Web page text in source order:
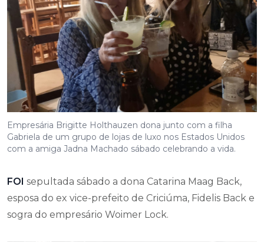
Empresária Brigitte Holthauzen dona junto com a filha
Gabriela de um grupo de lojas de luxo nos Estados Unidos
com a amiga Jadna Machado sábado celebrando a vida.
FOI sepultada sábado a dona Catarina Maag Back,
esposa do ex vice-prefeito de Criciúma, Fidelis Back e
sogra do empresário Woimer Lock.